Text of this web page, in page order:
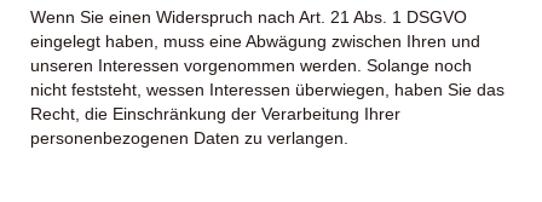
Wenn Sie einen Widerspruch nach Art. 21 Abs. 1 DSGVO
eingelegt haben, muss eine Abwägung zwischen Ihren und
unseren Interessen vorgenommen werden. Solange noch
nicht feststeht, wessen Interessen überwiegen, haben Sie das
Recht, die Einschränkung der Verarbeitung Ihrer
personenbezogenen Daten zu verlangen.